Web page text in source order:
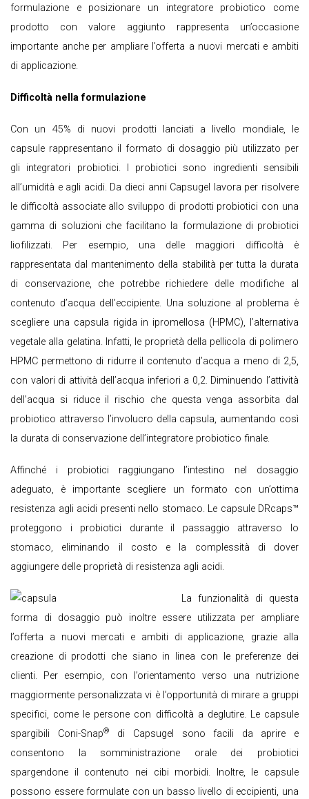
formulazione e posizionare un integratore probiotico come
prodotto con valore aggiunto rappresenta un’occasione
importante anche per ampliare l’offerta a nuovi mercati e ambiti
di applicazione.
Difficoltà nella formulazione
Con un 45% di nuovi prodotti lanciati a livello mondiale, le
capsule rappresentano il formato di dosaggio più utilizzato per
gli integratori probiotici. I probiotici sono ingredienti sensibili
all’umidità e agli acidi. Da dieci anni Capsugel lavora per risolvere
le difficoltà associate allo sviluppo di prodotti probiotici con una
gamma di soluzioni che facilitano la formulazione di probiotici
liofilizzati. Per esempio, una delle maggiori difficoltà è
rappresentata dal mantenimento della stabilità per tutta la durata
di conservazione, che potrebbe richiedere delle modifiche al
contenuto d’acqua dell’eccipiente. Una soluzione al problema è
scegliere una capsula rigida in ipromellosa (HPMC), l’alternativa
vegetale alla gelatina. Infatti, le proprietà della pellicola di polimero
HPMC permettono di ridurre il contenuto d’acqua a meno di 2,5,
con valori di attività dell’acqua inferiori a 0,2. Diminuendo l’attività
dell’acqua si riduce il rischio che questa venga assorbita dal
probiotico attraverso l’involucro della capsula, aumentando così
la durata di conservazione dell’integratore probiotico finale.
Affinché i probiotici raggiungano l’intestino nel dosaggio
adeguato, è importante scegliere un formato con un’ottima
resistenza agli acidi presenti nello stomaco. Le capsule DRcaps™
proteggono i probiotici durante il passaggio attraverso lo
stomaco, eliminando il costo e la complessità di dover
aggiungere delle proprietà di resistenza agli acidi.
La funzionalità di questa
forma di dosaggio può inoltre essere utilizzata per ampliare
l’offerta a nuovi mercati e ambiti di applicazione, grazie alla
creazione di prodotti che siano in linea con le preferenze dei
clienti. Per esempio, con l’orientamento verso una nutrizione
maggiormente personalizzata vi è l’opportunità di mirare a gruppi
specifici, come le persone con difficoltà a deglutire. Le capsule
spargibili Coni-Snap®
di Capsugel sono facili da aprire e
consentono la somministrazione orale dei probiotici
spargendone il contenuto nei cibi morbidi. Inoltre, le capsule
possono essere formulate con un basso livello di eccipienti, una